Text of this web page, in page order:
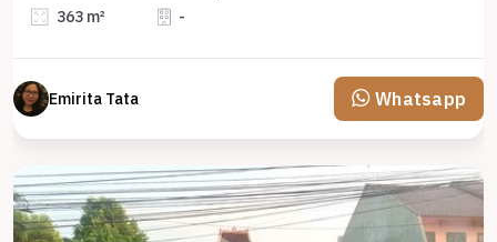
363 m² -
Emirita Tata Whatsapp